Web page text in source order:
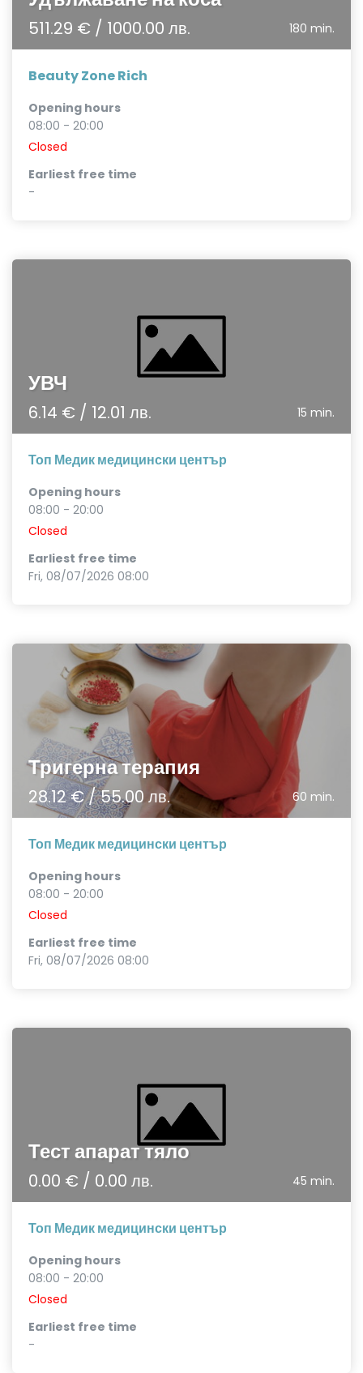
511.29 € / 1000.00 лв. 180 min.
Beauty Zone Rich
Opening hours
08:00 - 20:00
Closed
Earliest free time
-
УВЧ
6.14 € / 12.01 лв. 15 min.
Топ Медик медицински център
Opening hours
08:00 - 20:00
Closed
Earliest free time
Fri, 08/07/2026 08:00
Тригерна терапия
28.12 € / 55.00 лв. 60 min.
Топ Медик медицински център
Opening hours
08:00 - 20:00
Closed
Earliest free time
Fri, 08/07/2026 08:00
Тест апарат тяло
0.00 € / 0.00 лв. 45 min.
Топ Медик медицински център
Opening hours
08:00 - 20:00
Closed
Earliest free time
-